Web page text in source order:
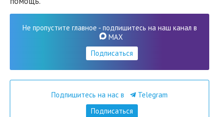
Не пропустите главное - подпишитесь на наш канал в
MAX
Подписаться
Подпишитесь на нас в
Telegram
Подписаться